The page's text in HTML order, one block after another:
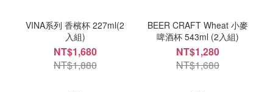
VINA系列 香檳杯 227ml(2
入組)
NT$1,680
NT$1,880
BEER CRAFT Wheat 小麥
啤酒杯 543ml (2入組)
NT$1,280
NT$1,680